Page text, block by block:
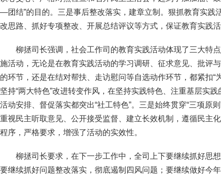
—团结”的目的。三是事后整改落实，建章立制。狠抓教育实践
改思路、抓好专项整改、开展总结评议等方式，保证教育实践
柳拯司长强调，社会工作司的教育实践活动体现了三大特
施活动，无论是在教育实践活动的学习调研、征求意见、批评
的环节，还是在结对帮扶、走访慰问等自选动作环节，都紧扣“
坚持“两大特色”改进转变作风，在坚持实践特色、注重基层实
活动安排、督促落实都突出“社工特色”。三是始终贯穿“三项原
重视民主听取意见、公开接受监督、建立长效机制，遵循民主
程序，严格要求，增强了活动的实效性。
柳拯司长要求，在下一步工作中，全司上下要继续抓好思
要继续抓好问题整改落实，彻底遏制四风问题；要继续做好今